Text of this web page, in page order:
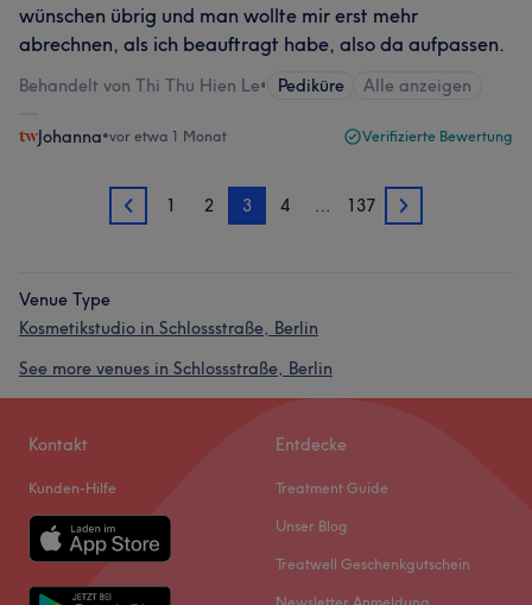
wünschen übrig und man wollte mir erst mehr
abrechnen, als ich beauftragt habe, also da aufpassen.
Behandelt von Thi Thu Hien Le• Pediküre Alle anzeigen
Johanna•vor etwa 1 Monat Verifizierte Bewertung
2 1 2 3 4 … 137 4
Venue Type
Kosmetikstudio in Schlossstraße, Berlin
See more venues in Schlossstraße, Berlin
Kontakt
Kunden-Hilfe
Entdecke
Treatment Guide
Unser Blog
Treatwell Geschenkgutschein